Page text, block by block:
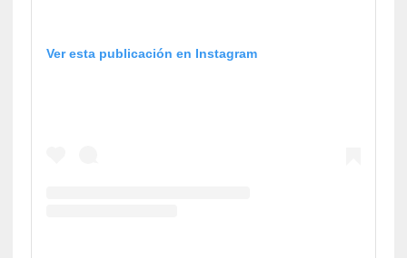
Ver esta publicación en Instagram